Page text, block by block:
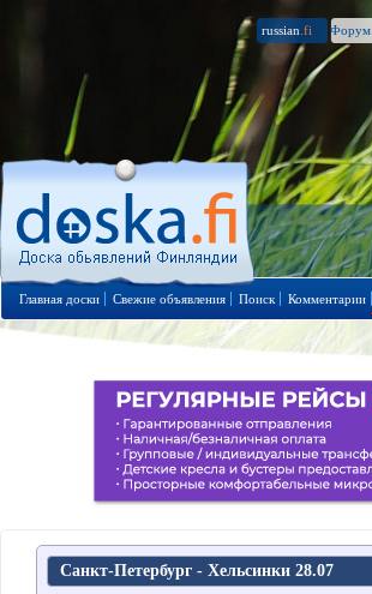
russian .fi Форум
Главная доски Свежие объявления Поиск Комментарии
Санкт-Петербург - Хельсинки 28.07